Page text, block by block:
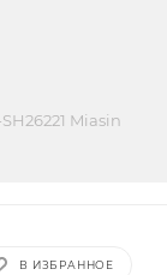
Miasin
В ИЗБРАННОЕ